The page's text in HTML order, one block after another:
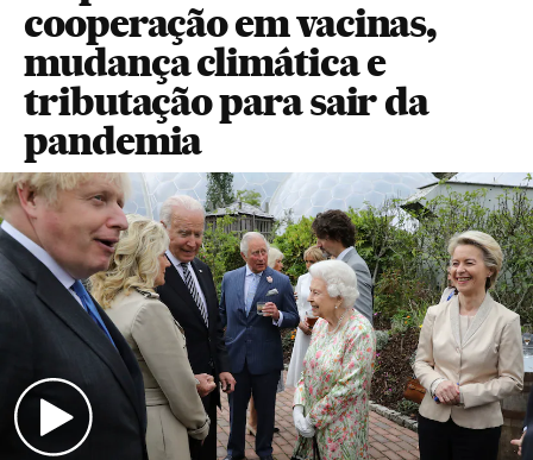
cooperação em vacinas,
mudança climática e
tributação para sair da
pandemia